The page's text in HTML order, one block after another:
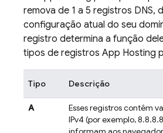
remova de 1 a 5 registros DNS,
configuração atual do seu
registro determina a função
tipos de registros App Hosting
Tipo Descrição
A
Esses registros contêm
IPv4 (por exemplo,